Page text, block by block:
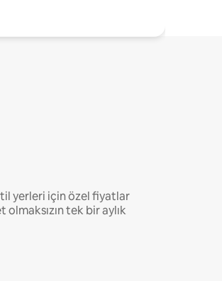
yerleri için özel fiyatlar
tek bir aylık